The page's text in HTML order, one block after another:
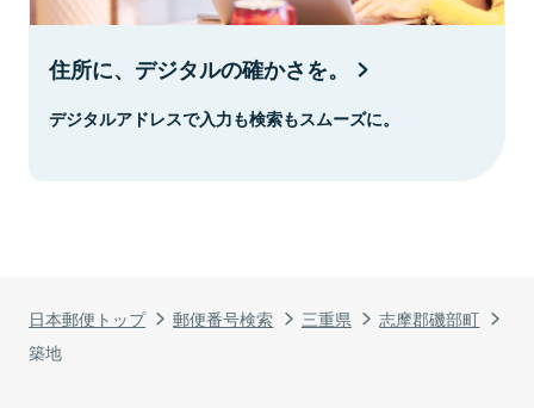
日本郵便トップ 郵便番号検索 三重県
志摩郡磯部町
築地
住所に、デジタルの確かさを。
デジタルアドレスで入力も検索もスムーズに。